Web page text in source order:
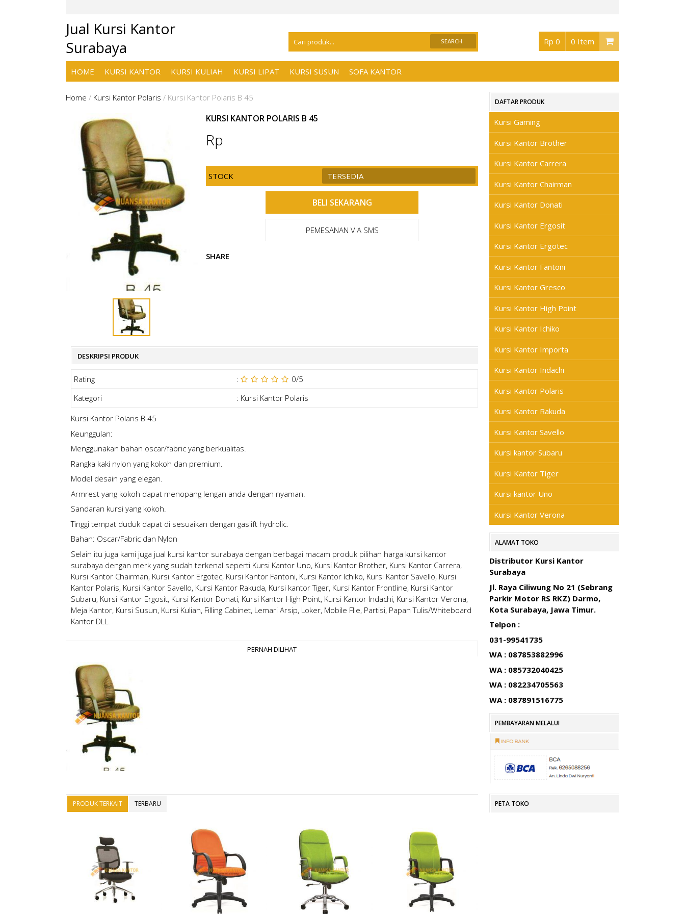
Jual Kursi Kantor
Surabaya
Rp 0 0 Item
HOME KURSI KANTOR KURSI KULIAH KURSI LIPAT KURSI SUSUN SOFA KANTOR
Home / Kursi Kantor Polaris / Kursi Kantor Polaris B 45
KURSI KANTOR POLARIS B 45
Rp
STOCK TERSEDIA
PEMESANAN VIA SMS
SHARE
DESKRIPSI PRODUK
Rating : 0/5
Kategori
: Kursi Kantor Polaris
Kursi Kantor Polaris B 45
Keunggulan:
Menggunakan bahan oscar/fabric yang berkualitas.
Rangka kaki nylon yang kokoh dan premium.
Model desain yang elegan.
Armrest yang kokoh dapat menopang lengan anda dengan nyaman.
Sandaran kursi yang kokoh.
Tinggi tempat duduk dapat di sesuaikan dengan gaslift hydrolic.
Bahan: Oscar/Fabric dan Nylon
Selain itu juga kami juga jual kursi kantor surabaya dengan berbagai macam produk pilihan harga kursi kantor
surabaya dengan merk yang sudah terkenal seperti Kursi Kantor Uno, Kursi Kantor Brother, Kursi Kantor Carrera,
Kursi Kantor Chairman, Kursi Kantor Ergotec, Kursi Kantor Fantoni, Kursi Kantor Ichiko, Kursi Kantor Savello, Kursi
Kantor Polaris, Kursi Kantor Savello, Kursi Kantor Rakuda, Kursi kantor Tiger, Kursi Kantor Frontline, Kursi Kantor
Subaru, Kursi Kantor Ergosit, Kursi Kantor Donati, Kursi Kantor High Point, Kursi Kantor Indachi, Kursi Kantor Verona,
Meja Kantor, Kursi Susun, Kursi Kuliah, Filling Cabinet, Lemari Arsip, Loker, Mobile FIle, Partisi, Papan Tulis/Whiteboard
Kantor DLL.
PERNAH DILIHAT
PRODUK TERKAIT TERBARU
DAFTAR PRODUK
Kursi Gaming
Kursi Kantor Brother
Kursi Kantor Carrera
Kursi Kantor Chairman
Kursi Kantor Donati
Kursi Kantor Ergosit
Kursi Kantor Ergotec
Kursi Kantor Fantoni
Kursi Kantor Gresco
Kursi Kantor High Point
Kursi Kantor Ichiko
Kursi Kantor Importa
Kursi Kantor Indachi
Kursi Kantor Polaris
Kursi Kantor Rakuda
Kursi Kantor Savello
Kursi kantor Subaru
Kursi Kantor Tiger
Kursi kantor Uno
Kursi Kantor Verona
ALAMAT TOKO
Distributor Kursi Kantor
Surabaya
Jl. Raya Ciliwung No 21 (Sebrang
Parkir Motor RS RKZ) Darmo,
Kota Surabaya, Jawa Timur.
Telpon :
031-99541735
WA : 087853882996
WA : 085732040425
WA : 082234705563
WA : 087891516775
PEMBAYARAN MELALUI
PETA TOKO